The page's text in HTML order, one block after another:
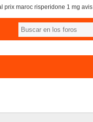
prix maroc risperidone 1 mg avis